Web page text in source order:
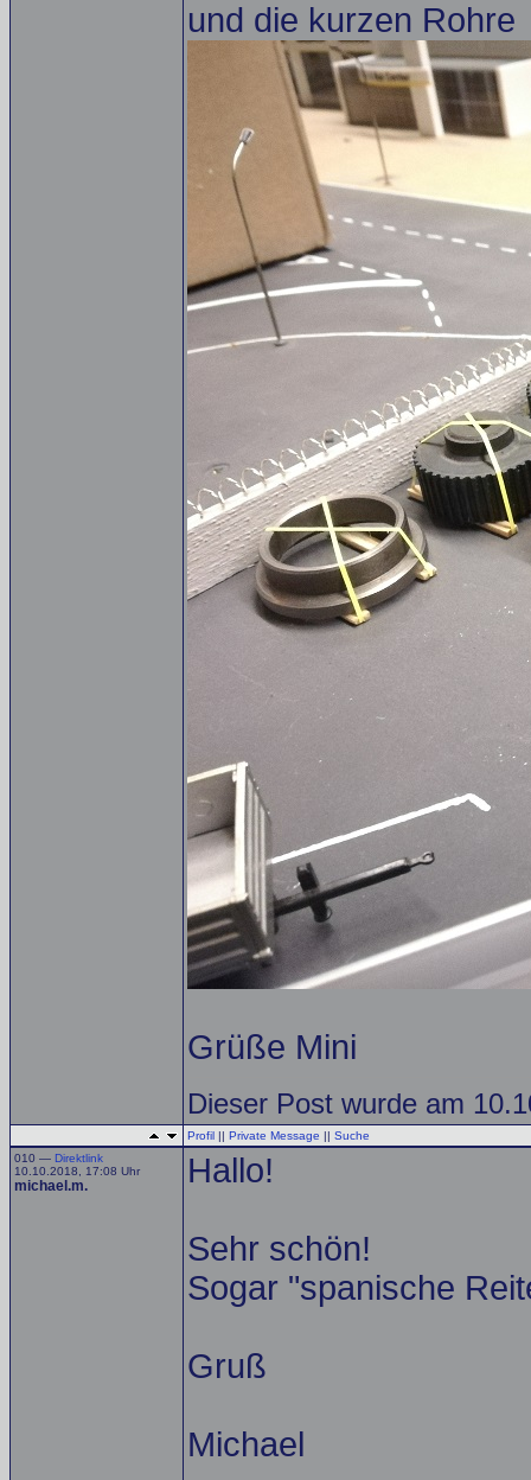
und die kurzen Rohre
Grüße Mini
Dieser Post wurde am
Profil || Private Message || Suche
010 — Direktlink
10.10.2018, 17:08 Uhr
michael.m. Hallo!
Sehr schön!
Sogar "spanische
Gruß
Michael